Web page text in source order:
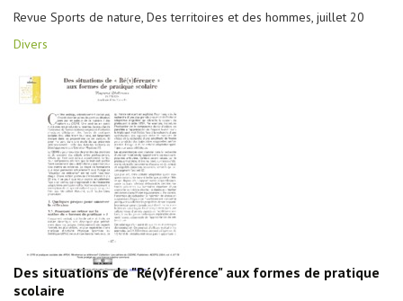
Revue Sports de nature, Des territoires et des hommes, juillet 20
Divers
Des situations de "Ré(v)férence" aux formes de pratique
scolaire